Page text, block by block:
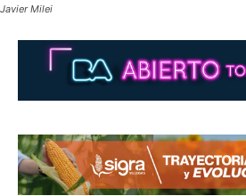
Javier Milei